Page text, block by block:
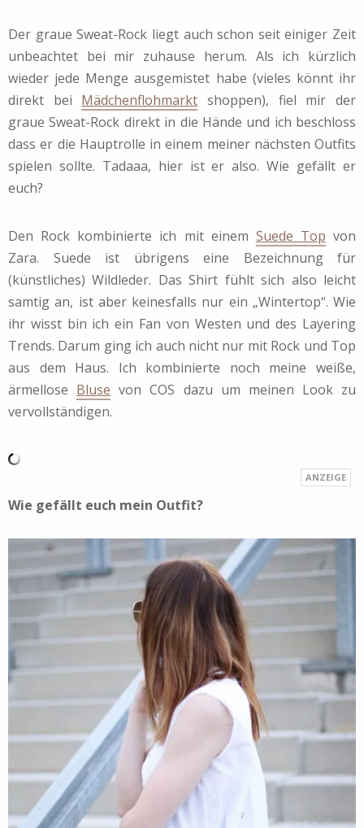
Der graue Sweat-Rock liegt auch schon seit einiger Zeit
unbeachtet bei mir zuhause herum. Als ich kürzlich
wieder jede Menge ausgemistet habe (vieles könnt ihr
direkt bei Mädchenflohmarkt shoppen), fiel mir der
graue Sweat-Rock direkt in die Hände und ich beschloss
dass er die Hauptrolle in einem meiner nächsten Outfits
spielen sollte. Tadaaa, hier ist er also. Wie gefällt er
euch?
Den Rock kombinierte ich mit einem Suede Top von
Zara. Suede ist übrigens eine Bezeichnung für
(künstliches) Wildleder. Das Shirt fühlt sich also leicht
samtig an, ist aber keinesfalls nur ein „Wintertop“. Wie
ihr wisst bin ich ein Fan von Westen und des Layering
Trends. Darum ging ich auch nicht nur mit Rock und Top
aus dem Haus. Ich kombinierte noch meine weiße,
ärmellose Bluse von COS dazu um meinen Look zu
vervollständigen.
Wie gefällt euch mein Outfit?